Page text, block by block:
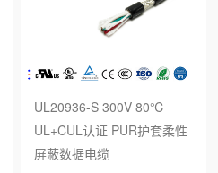
UL20936-S 300V 80℃
UL+CUL认证 PUR护套柔性
屏蔽数据电缆